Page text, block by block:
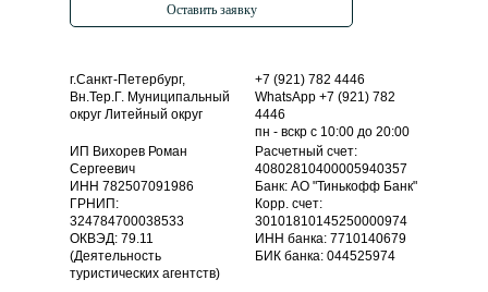
+7 (921) 782 4446
WhatsApp +7 (921) 782
4446
пн - вскр c 10:00 до 20:00
г.Санкт-Петербург,
Вн.Тер.Г. Муниципальный
округ Литейный округ
ИП Вихорев Роман
Сергеевич
ИНН 782507091986
ГРНИП:
324784700038533
ОКВЭД: 79.11
(Деятельность
туристических агентств)
Расчетный счет:
40802810400005940357
Банк: АО "Тинькофф Банк"
Корр. счет:
30101810145250000974
ИНН банка: 7710140679
БИК банка: 044525974
Оставить заявку